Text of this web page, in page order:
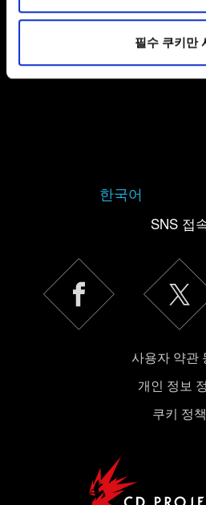
미디어를 통해 사용자와 소통할
파악하기 위해 쿠키의 일부를 저
있습니다. 물론, 이처럼 선택적으
경우에는 사용자의 동의를 구할
필수 쿠키만
한국어
SNS 접
사용자 약관
개인 정보
쿠키 정책